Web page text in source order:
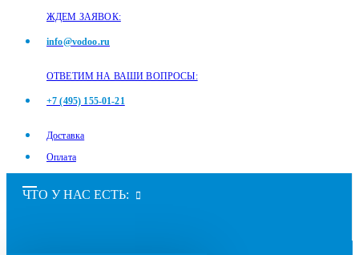
ЖДЕМ ЗАЯВОК:
info@vodoo.ru
ОТВЕТИМ НА ВАШИ ВОПРОСЫ:
+7 (495) 155-01-21
Доставка
Оплата
ЧТО У НАС ЕСТЬ: